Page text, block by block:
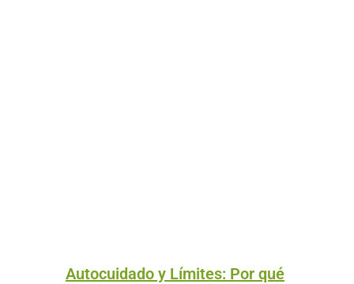
Autocuidado y Límites: Por qué